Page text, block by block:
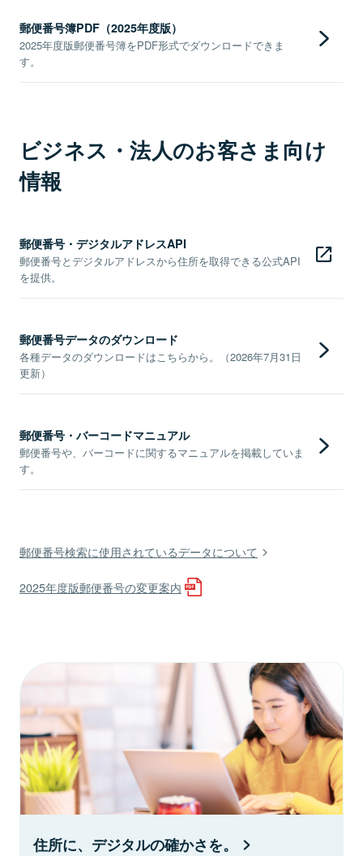
郵便番号簿PDF（2025年度版）
2025年度版郵便番号簿をPDF形式でダウンロードできま
す。
ビジネス・法人のお客さま向け
情報
郵便番号・デジタルアドレスAPI
郵便番号とデジタルアドレスから住所を取得できる公式API
を提供。
郵便番号データのダウンロード
各種データのダウンロードはこちらから。（2026年7月31日
更新）
郵便番号・バーコードマニュアル
郵便番号や、バーコードに関するマニュアルを掲載していま
す。
郵便番号検索に使用されているデータについて
2025年度版郵便番号の変更案内
住所に、デジタルの確かさを。